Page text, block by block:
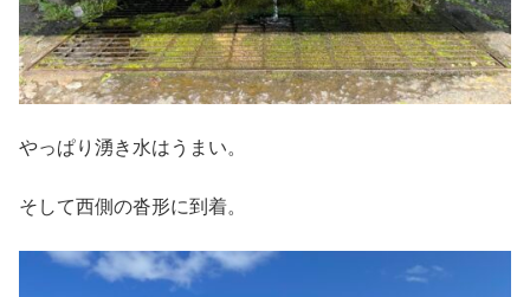
やっぱり湧き水はうまい。
そして西側の沓形に到着。